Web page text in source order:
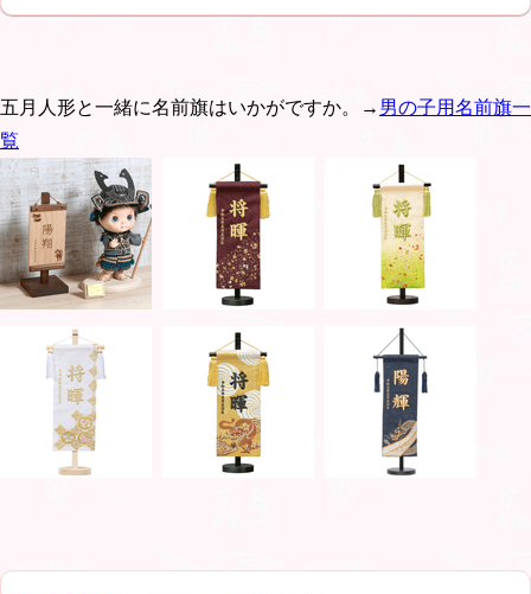
五月人形と一緒に名前旗はいかがですか。→ 男の子用名前旗一
覧